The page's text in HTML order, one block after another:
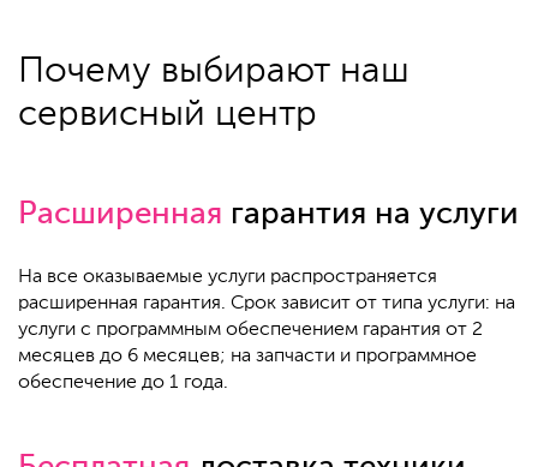
Почему выбирают наш
сервисный центр
Расширенная гарантия на услуги
На все оказываемые услуги распространяется
расширенная гарантия. Срок зависит от типа услуги: на
услуги с программным обеспечением гарантия от 2
месяцев до 6 месяцев; на запчасти и программное
обеспечение до 1 года.